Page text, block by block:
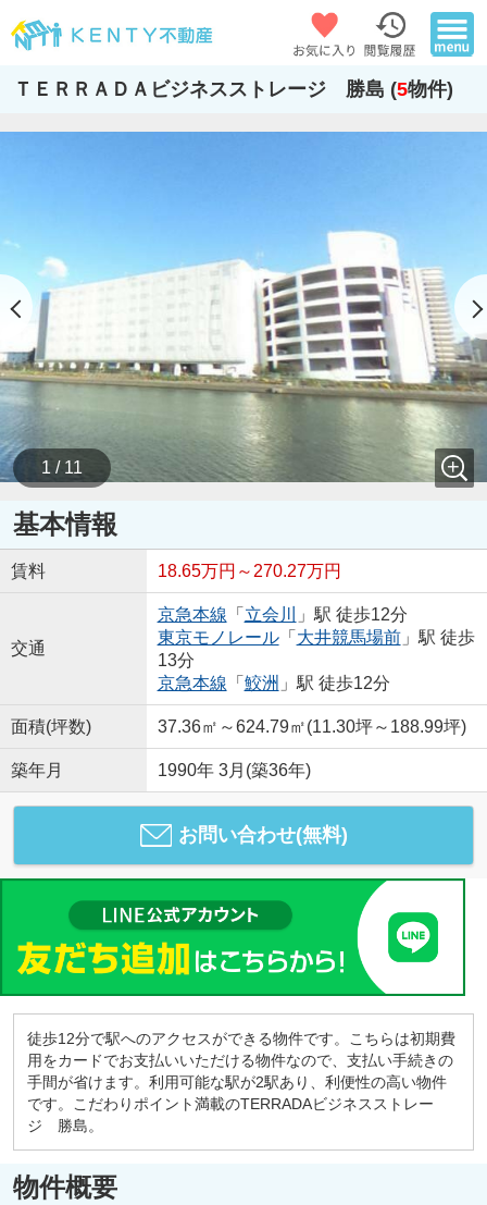
ＴＥＲＲＡＤＡビジネスストレージ 勝島 (5物件)
1 / 11
基本情報
賃料 18.65万円～270.27万円
交通
京急本線 「 立会川
」駅 徒歩12分
東京モノレール「 大井競馬場前」駅 徒歩
13分
京急本線 「 鮫洲 」駅 徒歩12分
面積(坪数) 37.36㎡～624.79㎡(11.30坪～188.99坪)
築年月 1990年 3月(築36年)
お問い合わせ(無料)
徒歩12分で駅へのアクセスができる物件です。こちらは初期費
用をカードでお支払いいただける物件なので、支払い手続きの
手間が省けます。利用可能な駅が2駅あり、利便性の高い物件
です。こだわりポイント満載のTERRADAビジネスストレー
ジ 勝島。
物件概要